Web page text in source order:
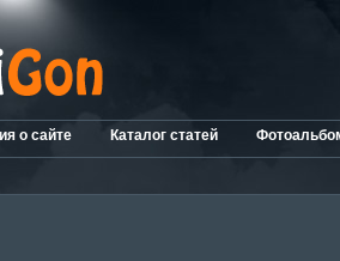
о сайте Каталог статей